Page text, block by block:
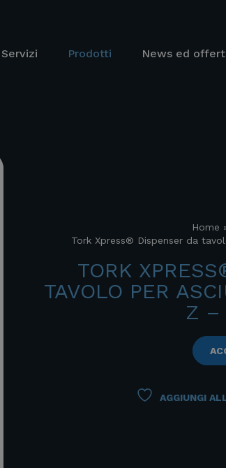
Servizi Prodotti News ed
Home
Tork Xpress® Dispenser da
TORK
TAVOLO PER
Z –
AGGIUNGI